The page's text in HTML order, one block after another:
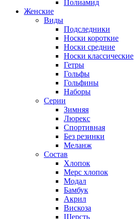
Полиамид
Женские
Виды
Подследники
Носки короткие
Носки средние
Носки классические
Гетры
Гольфы
Гольфины
Наборы
Серии
Зимняя
Люрекс
Спортивная
Без резинки
Меланж
Состав
Хлопок
Мерс хлопок
Модал
Бамбук
Акрил
Вискоза
Шерсть